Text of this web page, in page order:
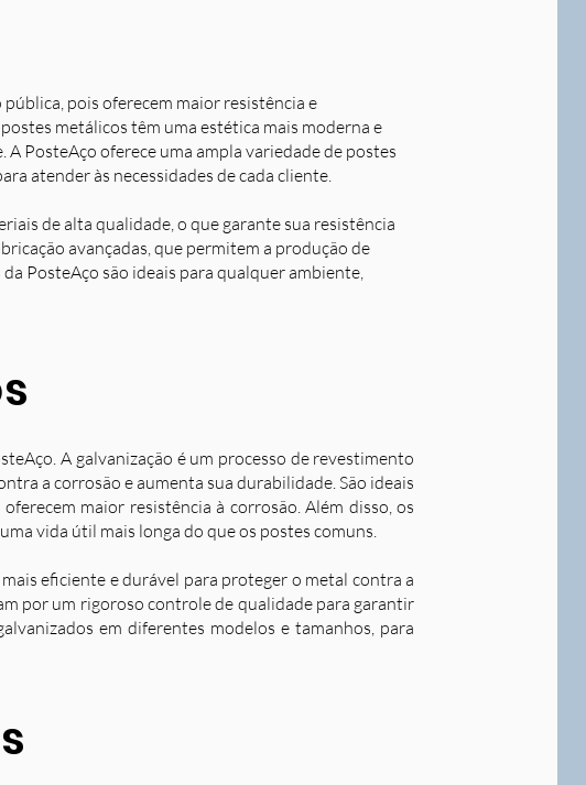
pois oferecem maior resistência e
metálicos têm uma estética mais moderna e
PosteAço oferece uma ampla variedade de postes
atender às necessidades de cada cliente.
de alta qualidade, o que garante sua resistência
avançadas, que permitem a produção de
PosteAço são ideais para qualquer ambiente,
A galvanização é um processo de revestimento
a corrosão e aumenta sua durabilidade. São ideais
maior resistência à corrosão. Além disso, os
vida útil mais longa do que os postes comuns.
eficiente e durável para proteger o metal contra a
por um rigoroso controle de qualidade para garantir
em diferentes modelos e tamanhos, para